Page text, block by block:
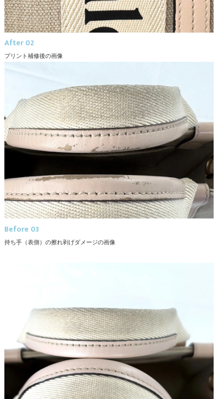
After 02
プリント補修後の画像
Before 03
持ち手（表側）の擦れ剥げダメージの画像